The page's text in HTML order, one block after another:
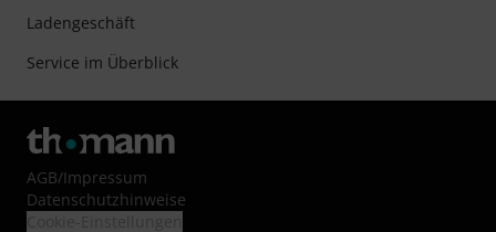
Ladengeschäft
Service im Überblick
AGB/Impressum
Datenschutzhinweise